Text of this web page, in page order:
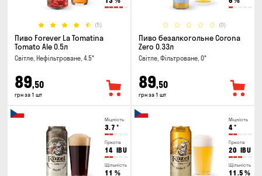
(5)
Пиво Forever La Tomatina
Tomato Ale 0.5л
Світле, Нефільтроване, 4.5°
89,50
грн за 1 шт
(0)
Пиво безалкогольне Corona
Zero 0.33л
Світле, Фільтроване, 0°
89,50
грн за 1 шт
Міцність
3.7 °
Гіркота
14 IBU
Щільність
11 %
Міцність
4°
Гіркота
20 IBU
Щільність
11.5 %